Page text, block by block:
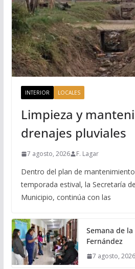
INTERIOR LOCALES
Limpieza y
drenajes pluviales
7 agosto, 2026 F. Lagar
Dentro del plan de
temporada estival, la Secretaría
Municipio, continúa con las
Semana de
Fernández
7 agosto, 2026